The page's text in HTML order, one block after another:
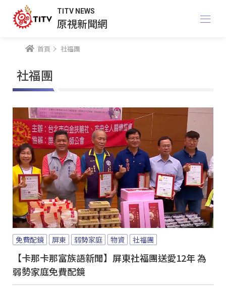
TITV NEWS
原視新聞網
首頁 社福團
社福團
免費配鏡 屏東 弱勢家庭 物資 社福團
【卡那卡那富族語新聞】屏東社福團送愛12年 為
弱勢家庭免費配鏡